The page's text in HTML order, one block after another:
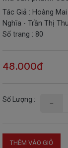
Tác Giả : Hoàng
Nghĩa - Trần Thị Thu
Số trang : 80
48.000đ
Số Lượng :
THÊM VÀO GIỎ